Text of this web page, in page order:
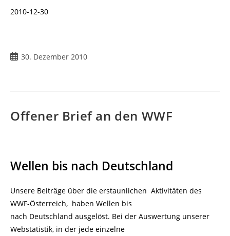
2010-12-30
Beitrag
30. Dezember 2010
Offener Brief an den WWF
Wellen bis nach Deutschland
Unsere Beiträge über die erstaunlichen Aktivitäten des
WWF-Österreich, haben Wellen bis
nach Deutschland ausgelöst. Bei der Auswertung unserer
Webstatistik, in der jede einzelne